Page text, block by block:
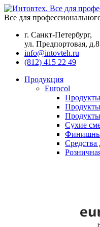
Все для
г. Санкт-Петербург,
ул. Предпортовая, д.8
info@intovteh.ru
(812) 415 22 49
Продукция
Eurocol
Продукты
Сухие
Средства